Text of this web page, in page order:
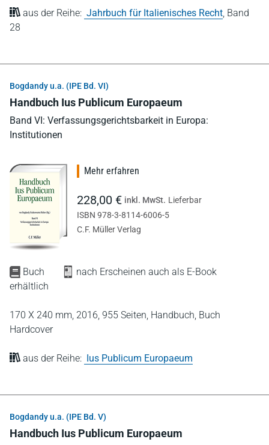
aus der Reihe: Jahrbuch für Italienisches Recht, Band
28
Bogdandy u.a. (IPE Bd. VI)
Handbuch Ius Publicum Europaeum
Band VI: Verfassungsgerichtsbarkeit in Europa:
Institutionen
Buch
nach Erscheinen auch als E-Book
erhältlich
170 X 240 mm, 2016, 955 Seiten, Handbuch, Buch
Hardcover
aus der Reihe: Ius Publicum Europaeum
Mehr erfahren
228,00 € inkl. MwSt. Lieferbar
ISBN 978-3-8114-6006-5
C.F. Müller Verlag
Bogdandy u.a. (IPE Bd. V)
Handbuch Ius Publicum Europaeum